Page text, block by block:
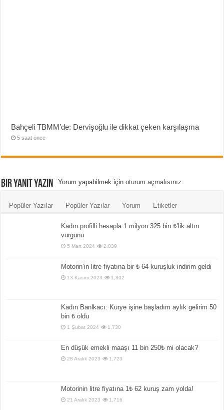
Bahçeli TBMM’de: Dervişoğlu ile dikkat çeken karşılaşma
5 saat önce
Bir yanıt yazın Yorum yapabilmek içinoturum açmalısınız
Popüler Yazılar Popüler Yazılar Yorum Etiketler
Kadın profilli hesapla 1 milyon 325 bin ₺’lik altın
vurgunu
5 Mart 2024 2,039
Motorin’in litre fiyatına bir ₺ 64 kuruşluk indirim geldi
13 Kasım 2023 1,802
Kadın Banlkacı: Kurye işine başladım aylık gelirim 50
bin ₺ oldu
1 Şubat 2024 1,730
En düşük emekli maaşı 11 bin 250₺ mi olacak?
28 Aralık 2023 1,723
Motorinin litre fiyatına 1₺ 62 kuruş zam yolda!
21 Aralık 2023 1,716